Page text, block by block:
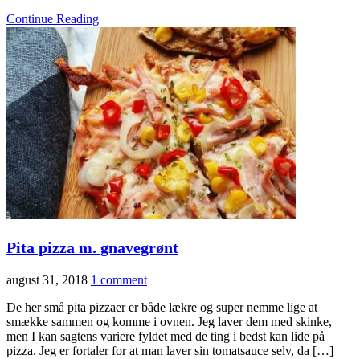
Continue Reading
Pita pizza m. gnavegrønt
august 31, 2018 1 comment
De her små pita pizzaer er både lækre og super nemme lige at
smække sammen og komme i ovnen. Jeg laver dem med skinke,
men I kan sagtens variere fyldet med de ting i bedst kan lide på
pizza. Jeg er fortaler for at man laver sin tomatsauce selv, da […]